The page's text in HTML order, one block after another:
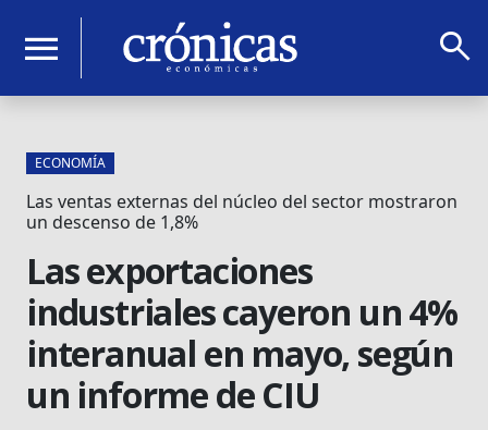
menu search
ECONOMÍA
Las ventas externas del núcleo del sector mostraron
un descenso de 1,8%
Las exportaciones
industriales cayeron un 4%
interanual en mayo, según
un informe de CIU